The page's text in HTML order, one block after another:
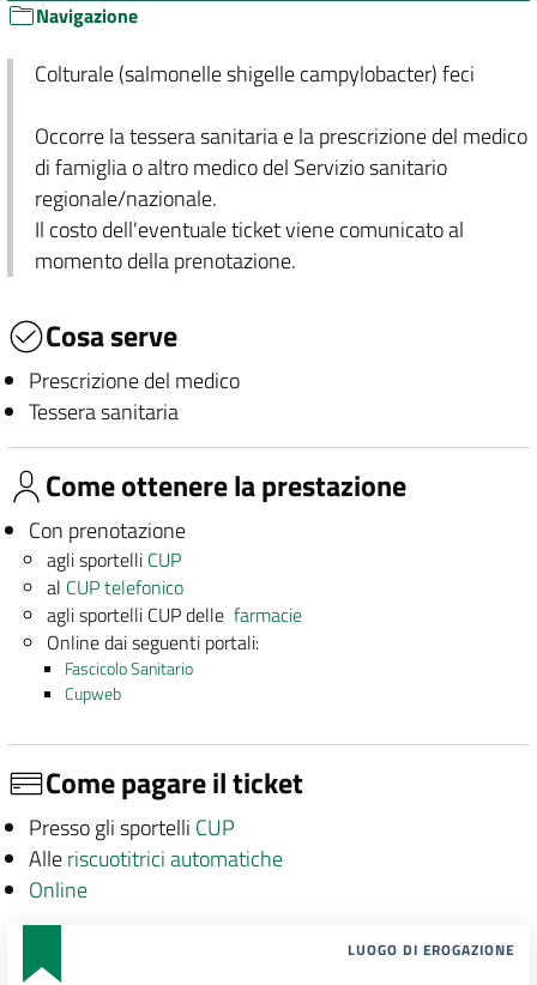
Navigazione
Colturale (salmonelle shigelle campylobacter) feci
Occorre la tessera sanitaria e la prescrizione del medico
di famiglia o altro medico del Servizio sanitario
regionale/nazionale.
Il costo dell'eventuale ticket viene comunicato al
momento della prenotazione.
Cosa serve
Prescrizione del medico
Tessera sanitaria
Come ottenere la prestazione
Con prenotazione
agli sportelli CUP
al CUP telefonico
agli sportelli CUP dellefarmacie
Online dai seguenti portali:
Fascicolo Sanitario
Cupweb
Come pagare il ticket
Presso gli sportelli CUP
Alleriscuotitrici automatiche
Online
LUOGO DI EROGAZIONE